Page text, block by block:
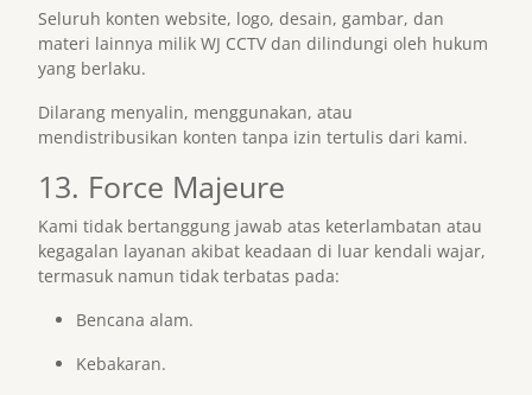
Seluruh konten website, logo, desain, gambar, dan
materi lainnya milik WJ CCTV dan dilindungi oleh hukum
yang berlaku.
Dilarang menyalin, menggunakan, atau
mendistribusikan konten tanpa izin tertulis dari kami.
13. Force Majeure
Kami tidak bertanggung jawab atas keterlambatan atau
kegagalan layanan akibat keadaan di luar kendali wajar,
termasuk namun tidak terbatas pada:
Bencana alam.
Kebakaran.